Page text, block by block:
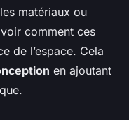
matériaux ou
comment ces
de l’espace. Cela
en ajoutant